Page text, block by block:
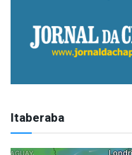
Itaberaba